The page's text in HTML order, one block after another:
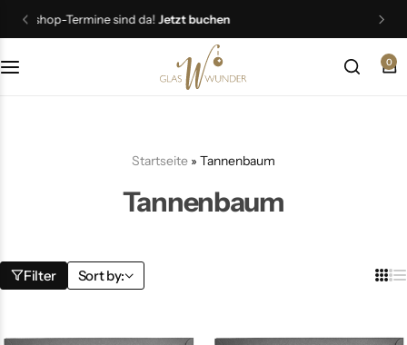
SuperFrühlingsangebote
0
Startseite » Tannenbaum
Tannenbaum
Filter Sort by:
Geschenkideen